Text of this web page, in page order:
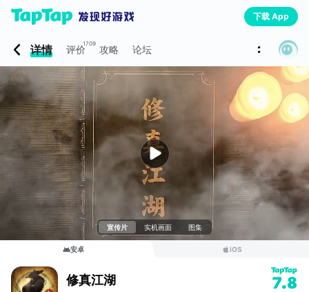
下载 App
详情 评价1709 攻略 论坛
宣传片 实机画面 图集
安卓 iOS
修真江湖 7.8